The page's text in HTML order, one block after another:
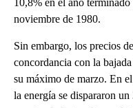
10,8% en el año
noviembre de 1980.
Sin embargo, los precios
concordancia con la
su máximo de marzo. En
la energía se dispararon